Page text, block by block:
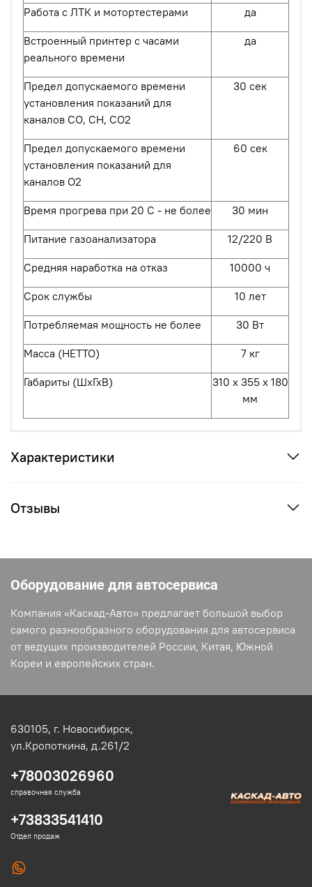
Работа с ЛТК и мотортестерами да
Встроенный принтер с часами
реального времени
да
Предел допускаемого времени
установления показаний для
каналов СО, СН, СО2
30 сек
Предел допускаемого времени
установления показаний для
каналов О2
60 сек
Время прогрева при 20 С - не более 30 мин
Питание газоанализатора 12/220 В
Средняя наработка на отказ 10000 ч
Срок службы 10 лет
Потребляемая мощность не более 30 Вт
Масса (НЕТТО) 7 кг
Габариты (ШхГхВ)
310 х 355 х 180
мм
Характеристики
Отзывы
Оборудование для автосервиса
Компания «Каскад-Авто» предлагает большой выбор
самого разнообразного оборудования для автосервиса
от ведущих производителей России, Китая, Южной
Кореи и европейских стран.
630105, г. Новосибирск,
ул.Кропоткина, д.261/2
+78003026960
справочная служба
+73833541410
Отдел продаж